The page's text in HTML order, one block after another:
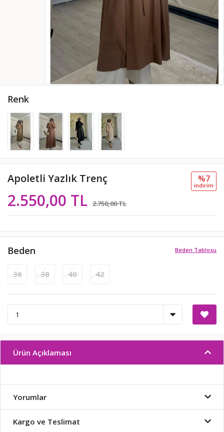
Apoletli Yazlık Trenç
2.550,00 TL 2.750,00 TL
%7
i̇ndi̇ri̇m
Renk
Beden Tablosu
Beden
36 38 40 42
Ürün Açıklaması
Yorumlar
Kargo ve Teslimat